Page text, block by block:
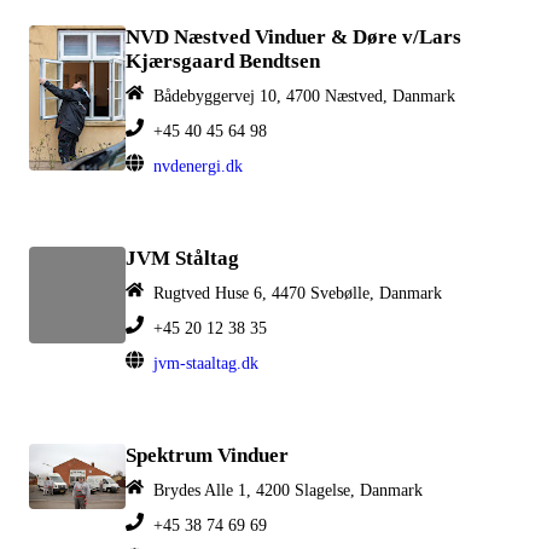
NVD Næstved Vinduer & Døre v/Lars
Kjærsgaard Bendtsen
Bådebyggervej 10, 4700 Næstved, Danmark
+45 40 45 64 98
nvdenergi.dk
JVM Ståltag
Rugtved Huse 6, 4470 Svebølle, Danmark
+45 20 12 38 35
jvm-staaltag.dk
Spektrum Vinduer
Brydes Alle 1, 4200 Slagelse, Danmark
+45 38 74 69 69